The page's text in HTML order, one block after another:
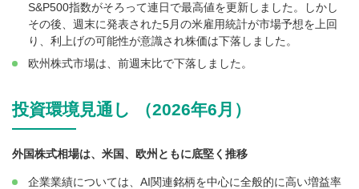
S&P500指数がそろって連日で最高値を更新しました。しかし
その後、週末に発表された5月の米雇用統計が市場予想を上回
り、利上げの可能性が意識され株価は下落しました。
欧州株式市場は、前週末比で下落しました。
投資環境見通し （2026年6月）
外国株式相場は、米国、欧州ともに底堅く推移
企業業績については、AI関連銘柄を中心に全般的に高い増益率